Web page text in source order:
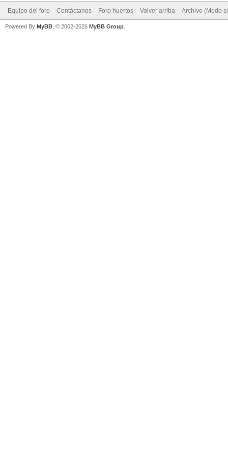
Equipo del foro Contáctanos Foro huertos Volver arriba Archivo (Modo
Powered By MyBB , © 2002-2026 MyBB Group